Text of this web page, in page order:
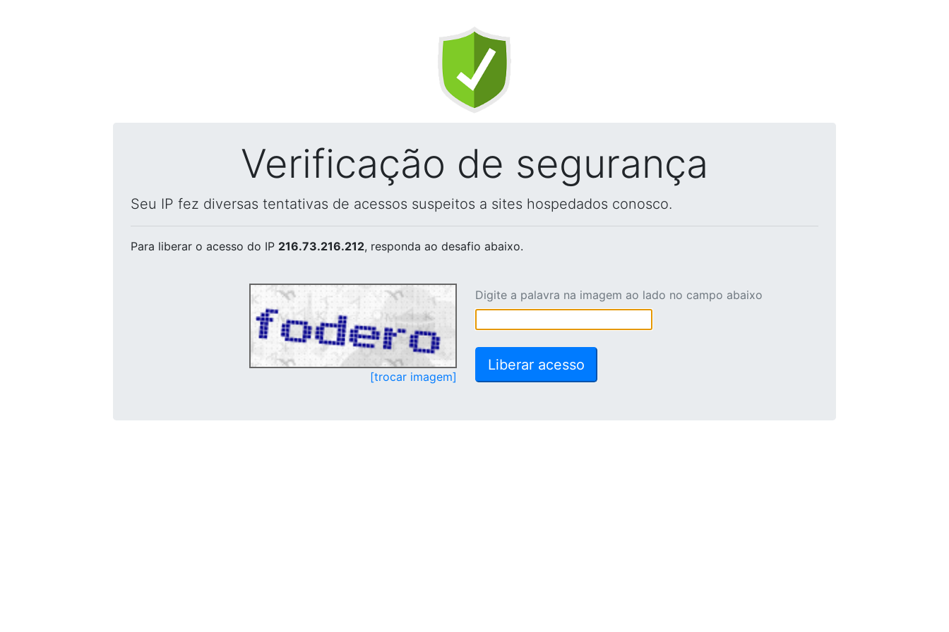
Verificação de segurança
Seu IP fez diversas tentativas de acessos suspeitos a sites hospedados conosco.
Para liberar o acesso do IP 216.73.216.212, responda ao desafio abaixo.
[trocar imagem]
Digite a palavra na imagem ao lado no campo abaixo